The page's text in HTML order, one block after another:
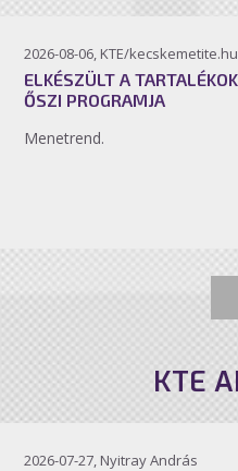
2026-08-06, KTE/kecskemetite.hu
ELKÉSZÜLT A TARTALÉKOK
ŐSZI PROGRAMJA
Menetrend.
KTE
2026-07-27, Nyitray András